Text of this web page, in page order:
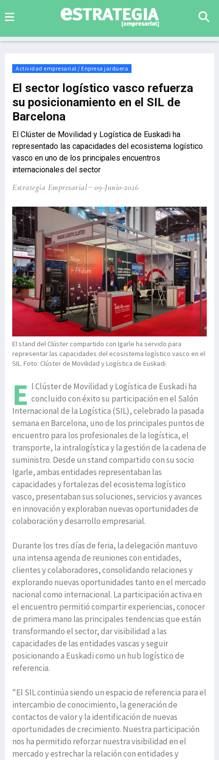
Actividad empresarial / Enpresa jarduera
El sector logístico vasco refuerza
su posicionamiento en el SIL de
Barcelona
El Clúster de Movilidad y Logística de Euskadi ha
representado las capacidades del ecosistema logístico
vasco en uno de los principales encuentros
internacionales del sector
Estrategia Empresarial 09-Junio-2026
El stand del Clúster compartido con Igarle ha servido para
representar las capacidades del ecosistema logístico vasco en el
SIL. Foto: Clúster de Movilidad y Logística de Euskadi
E l Clúster de Movilidad y Logística de Euskadi ha
concluido con éxito su participación en el Salón
Internacional de la Logística (SIL), celebrado la pasada
semana en Barcelona, uno de los principales puntos de
encuentro para los profesionales de la logística, el
transporte, la intralogística y la gestión de la cadena de
suministro. Desde un stand compartido con su socio
Igarle, ambas entidades representaban las
capacidades y fortalezas del ecosistema logístico
vasco, presentaban sus soluciones, servicios y avances
en innovación y exploraban nuevas oportunidades de
colaboración y desarrollo empresarial.
Durante los tres días de feria, la delegación mantuvo
una intensa agenda de reuniones con entidades,
clientes y colaboradores, consolidando relaciones y
explorando nuevas oportunidades tanto en el mercado
nacional como internacional. La participación activa en
el encuentro permitió compartir experiencias, conocer
de primera mano las principales tendencias que están
transformando el sector, dar visibilidad a las
capacidades de las entidades vascas y seguir
posicionando a Euskadi como un hub logístico de
referencia.
"El SIL continúa siendo un espacio de referencia para el
intercambio de conocimiento, la generación de
contactos de valor y la identificación de nuevas
oportunidades de crecimiento. Nuestra participación
nos ha permitido reforzar nuestra visibilidad en el
mercado y estrechar la relación con entidades y